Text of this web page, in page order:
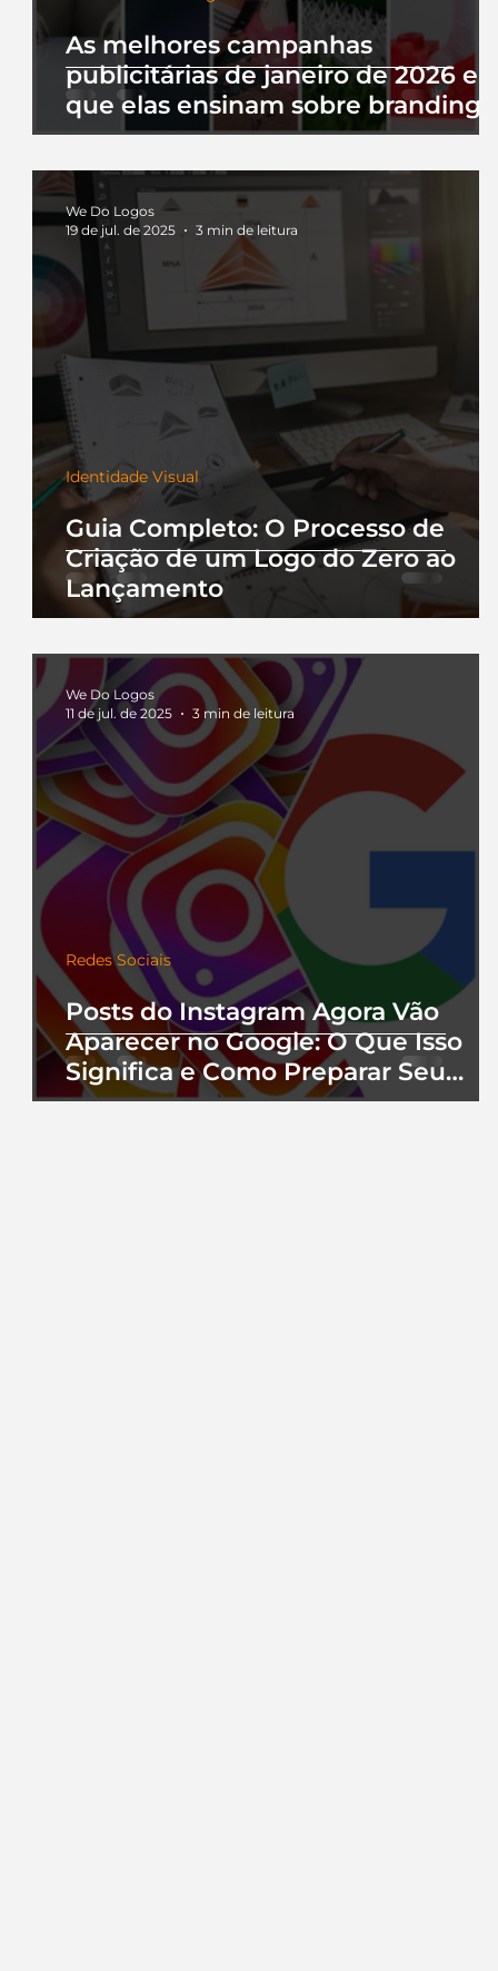
As melhores campanhas
publicitárias de janeiro de 2026 e
que elas ensinam sobre branding
Guia Completo: O Processo de
Criação de um Logo do Zero ao
Lançamento
Identidade Visual
We Do Logos
19 de jul. de 2025
3 min de leitura
Posts do Instagram Agora Vão
Aparecer no Google: O Que Isso
Significa e Como Preparar Seu
Perfil
Redes Sociais
We Do Logos
11 de jul. de 2025
3 min de leitura